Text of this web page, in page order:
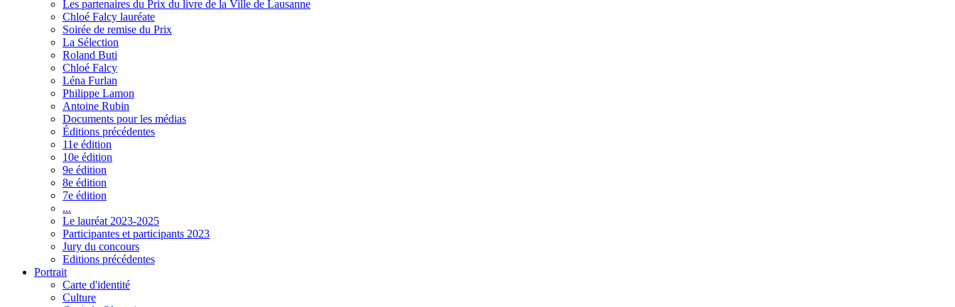
Les partenaires du Prix du livre de la Ville de Lausanne
Chloé Falcy lauréate
Soirée de remise du Prix
La Sélection
Roland Buti
Chloé Falcy
Léna Furlan
Philippe Lamon
Antoine Rubin
Documents pour les médias
Éditions précédentes
11e édition
10e édition
9e édition
8e édition
7e édition
...
Le lauréat 2023-2025
Participantes et participants 2023
Jury du concours
Editions précédentes
Portrait
Carte d'identité
Culture